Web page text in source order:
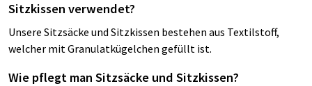
Sitzkissen verwendet?
Unsere Sitzsäcke und Sitzkissen bestehen aus Textilstoff,
welcher mit Granulatkügelchen gefüllt ist.
Wie pflegt man Sitzsäcke und Sitzkissen?